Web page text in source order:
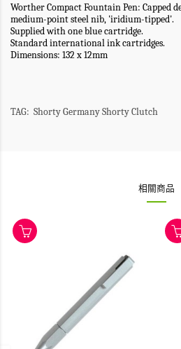
Worther Compact Fountain Pen: Capped
medium-point steel nib, 'iridium-tipped'.
Supplied with one blue cartridge.
Standard international ink cartridges.
Dimensions: 132 x 12mm
TAG: Shorty Germany Shorty Clutch
相關商品